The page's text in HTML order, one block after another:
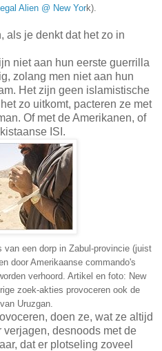
Legal Alien @ New York).
als je denkt dat het zo in
niet aan hun eerste guerrilla
zolang men niet aan hun
Het zijn geen islamistische
zo uitkomt, pacteren ze met
Of met de Amerikanen, of
ISI.
een dorp in Zabul-provincie (juist
door Amerikaanse commando's
verhoord. Artikel en foto: New
zoek-akties provoceren ook de
Uruzgan.
doen ze, wat ze altijd
desnoods met de
dat er plotseling zoveel